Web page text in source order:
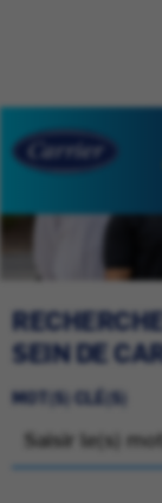
SEIN DE
MOT(S) CLÉ(S)